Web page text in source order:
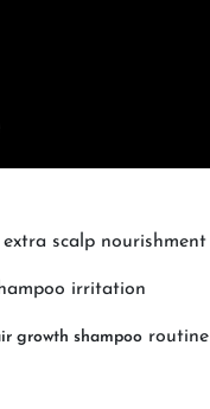
scalp nourishment
irritation
growth shampoo routine